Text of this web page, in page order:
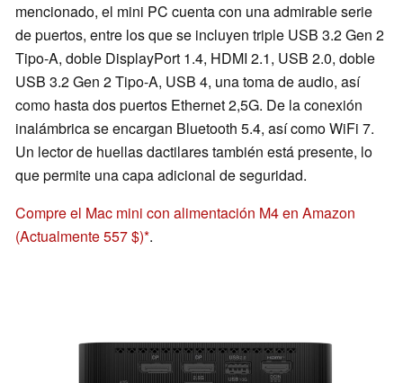
mencionado, el mini PC cuenta con una admirable serie
de puertos, entre los que se incluyen triple USB 3.2 Gen 2
Tipo-A, doble DisplayPort 1.4, HDMI 2.1, USB 2.0, doble
USB 3.2 Gen 2 Tipo-A, USB 4, una toma de audio, así
como hasta dos puertos Ethernet 2,5G. De la conexión
inalámbrica se encargan Bluetooth 5.4, así como WiFi 7.
Un lector de huellas dactilares también está presente, lo
que permite una capa adicional de seguridad.
Compre el Mac mini con alimentación M4 en Amazon
(Actualmente 557 $) .